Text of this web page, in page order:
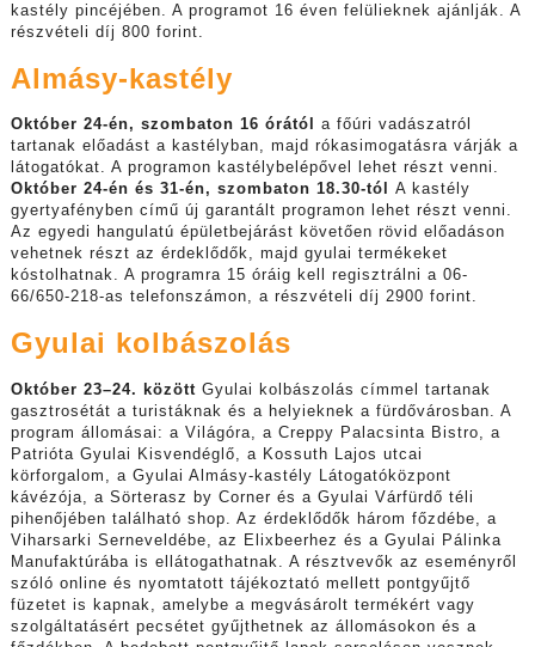
kastély pincéjében. A programot 16 éven felülieknek ajánlják. A
részvételi díj 800 forint.
Almásy-kastély
Október 24-én, szombaton 16 órától
a főúri vadászatról
tartanak előadást a kastélyban, majd rókasimogatásra várják a
látogatókat. A programon kastélybelépővel lehet részt venni.
Október 24-én és 31-én, szombaton 18.30-tól
A kastély
gyertyafényben című új garantált programon lehet részt venni.
Az egyedi hangulatú épületbejárást követően rövid előadáson
vehetnek részt az érdeklődők, majd gyulai termékeket
kóstolhatnak. A programra 15 óráig kell regisztrálni a 06-
66/650-218-as telefonszámon, a részvételi díj 2900 forint.
Gyulai kolbászolás
Október 23–24. között Gyulai kolbászolás címmel tartanak
gasztrosétát a turistáknak és a helyieknek a fürdővárosban. A
program állomásai: a Világóra, a Creppy Palacsinta Bistro, a
Patrióta Gyulai Kisvendéglő, a Kossuth Lajos utcai
körforgalom, a Gyulai Almásy-kastély Látogatóközpont
kávézója, a Sörterasz by Corner és a Gyulai Várfürdő téli
pihenőjében található shop. Az érdeklődők három főzdébe, a
Viharsarki Serneveldébe, az Elixbeerhez és a Gyulai Pálinka
Manufaktúrába is ellátogathatnak. A résztvevők az eseményről
szóló online és nyomtatott tájékoztató mellett pontgyűjtő
füzetet is kapnak, amelybe a megvásárolt termékért vagy
szolgáltatásért pecsétet gyűjthetnek az állomásokon és a